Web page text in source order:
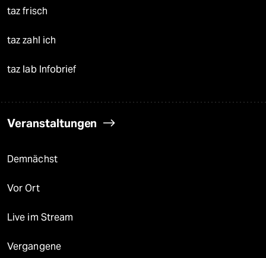
taz frisch
taz zahl ich
taz lab Infobrief
Veranstaltungen
Demnächst
Vor Ort
Live im Stream
Vergangene